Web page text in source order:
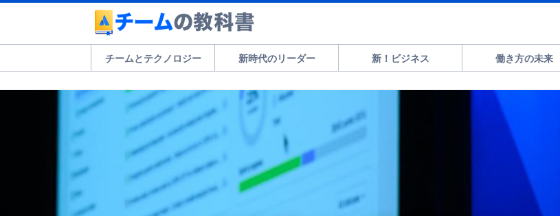
チームとテクノロジー 新時代のリーダー 新！ビジネス 働き方の未来